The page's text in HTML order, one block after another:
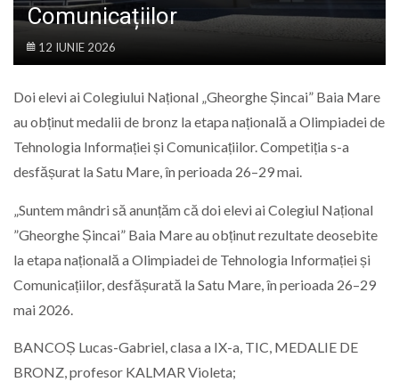
Comunicațiilor
12 IUNIE 2026
Doi elevi ai Colegiului Național „Gheorghe Șincai” Baia Mare
au obținut medalii de bronz la etapa națională a Olimpiadei de
Tehnologia Informației și Comunicațiilor. Competiția s-a
desfășurat la Satu Mare, în perioada 26–29 mai.
„Suntem mândri să anunțăm că doi elevi ai Colegiul Național
”Gheorghe Șincai” Baia Mare au obținut rezultate deosebite
la etapa națională a Olimpiadei de Tehnologia Informației și
Comunicațiilor, desfășurată la Satu Mare, în perioada 26–29
mai 2026.
BANCOȘ Lucas-Gabriel, clasa a IX-a, TIC, MEDALIE DE
BRONZ, profesor KALMAR Violeta;